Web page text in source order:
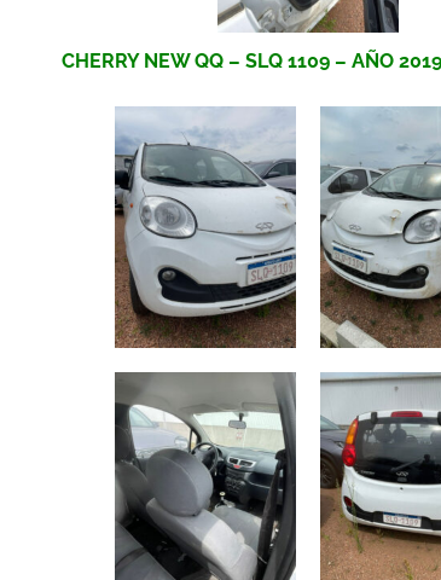
CHERRY NEW QQ – SLQ 1109 – AÑO